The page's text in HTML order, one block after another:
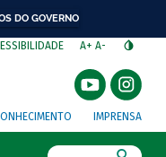
DO GOVERNO
A+ A-
IMPRENSA